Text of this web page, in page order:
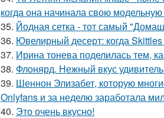
когда она начинала свою
35. Йодная сетка - тот самый
36. Ювелирный десерт: когда
37. Ирина тонева поделилась тем,
38. Флонярд. Нежный вкус
39. Шеннон Элизабет, которую
Onlyfans и за неделю заработала
40. Это очень вкусно!